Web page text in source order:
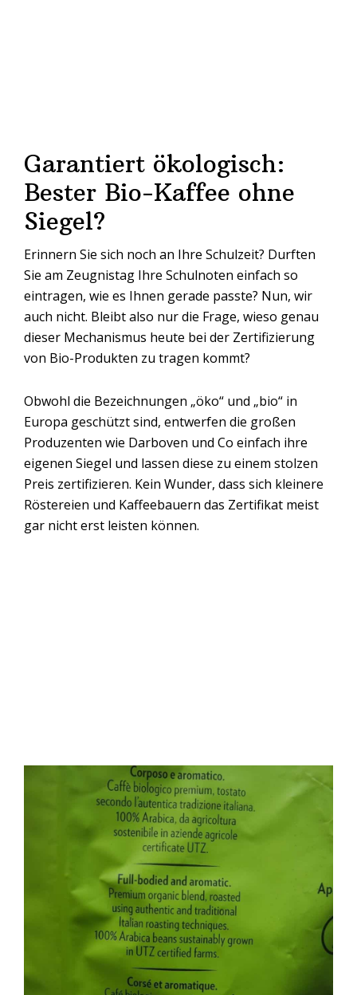
Garantiert ökologisch:
Bester Bio-Kaffee ohne
Siegel?
Erinnern Sie sich noch an Ihre Schulzeit? Durften
Sie am Zeugnistag Ihre Schulnoten einfach so
eintragen, wie es Ihnen gerade passte? Nun, wir
auch nicht. Bleibt also nur die Frage, wieso genau
dieser Mechanismus heute bei der Zertifizierung
von Bio-Produkten zu tragen kommt?
Obwohl die Bezeichnungen „öko“ und „bio“ in
Europa geschützt sind, entwerfen die großen
Produzenten wie Darboven und Co einfach ihre
eigenen Siegel und lassen diese zu einem stolzen
Preis zertifizieren. Kein Wunder, dass sich kleinere
Röstereien und Kaffeebauern das Zertifikat meist
gar nicht erst leisten können.